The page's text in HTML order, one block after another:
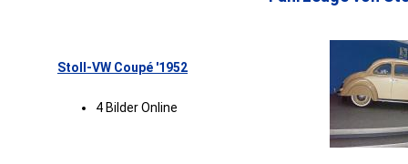
Stoll-VW Coupé '1952
4 Bilder Online